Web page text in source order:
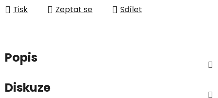
Tisk Zeptat se Sdílet
Popis
Diskuze